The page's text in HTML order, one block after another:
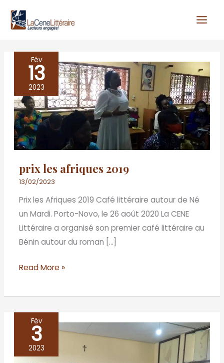
Fév
13
2023
prix les afriques 2019
13/02/2023
Prix les Afriques 2019 Café littéraire autour de Né
un Mardi. Porto-Novo, le 26 août 2020 La CENE
Littéraire a organisé son premier café littéraire au
Bénin autour du roman […]
les
afriques
2019
Read More »
Fév
3
2023
Café
littéraire